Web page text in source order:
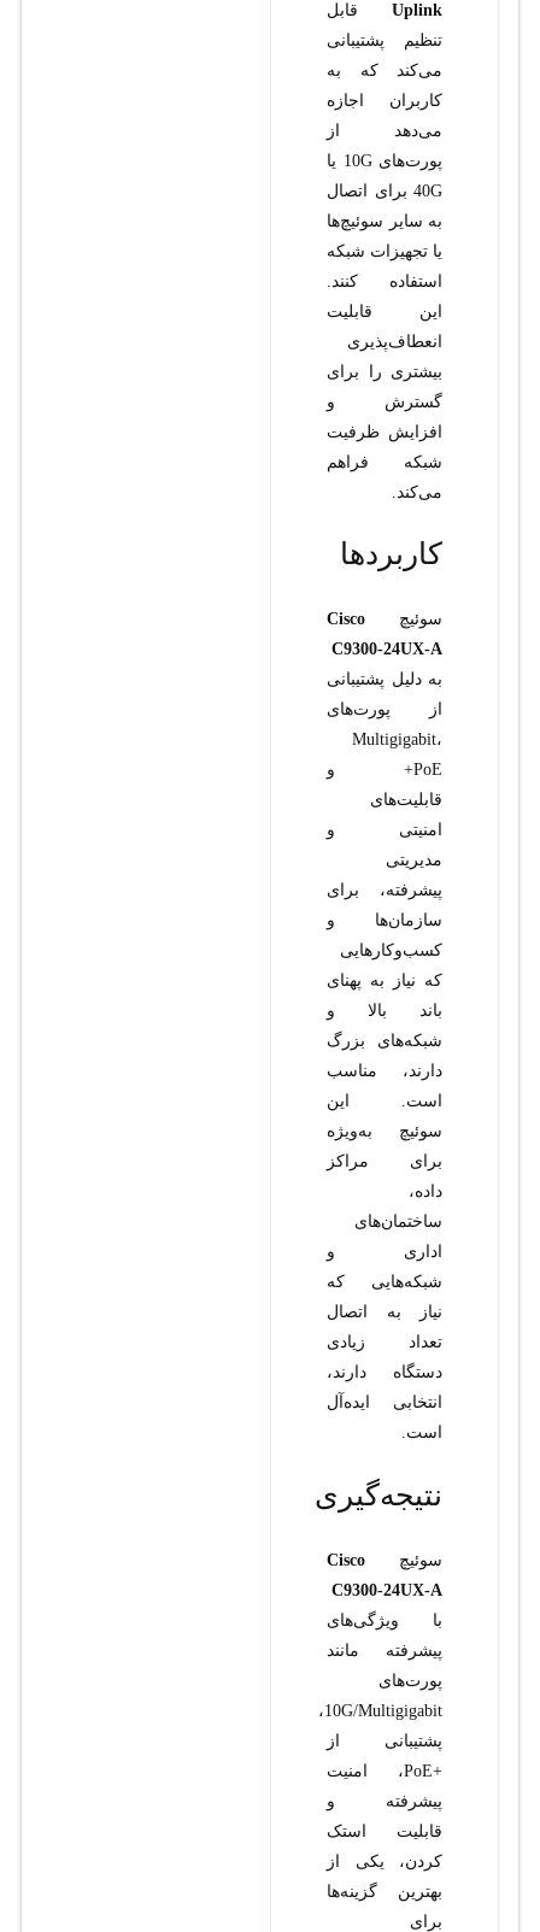
Uplinkقابل
تنظیم پشتیبانی
می‌کند که به
کاربران اجازه
می‌دهد از
پورت‌های 10G یا
40G برای اتصال
به سایر سوئیچ‌ها
یا تجهیزات شبکه
استفاده کنند.
این قابلیت
انعطاف‌پذیری
بیشتری را برای
گسترش و
افزایش ظرفیت
شبکه فراهم
می‌کند.
کاربردها
سوئیچ Cisco
C9300-24UX-A
به دلیل پشتیبانی
از پورت‌های
Multigigabit،
+PoE و
قابلیت‌های
امنیتی و
مدیریتی
پیشرفته، برای
سازمان‌ها و
کسب‌وکارهایی
که نیاز به پهنای
باند بالا و
شبکه‌های بزرگ
دارند، مناسب
است. این
سوئیچ به‌ویژه
برای مراکز
داده،
ساختمان‌های
اداری و
شبکه‌هایی که
نیاز به اتصال
تعداد زیادی
دستگاه دارند،
انتخابی ایده‌آل
است.
نتیجه‌گیری
سوئیچ Cisco
C9300-24UX-A
با ویژگی‌های
پیشرفته مانند
پورت‌های
10G/Multigigabit،
پشتیبانی از
+PoE، امنیت
پیشرفته و
قابلیت استک
کردن، یکی از
بهترین گزینه‌ها
برای